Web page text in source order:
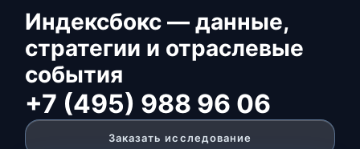
Индексбокс — данные,
стратегии и отраслевые
события
+7 (495) 988 96 06
Заказать исследование